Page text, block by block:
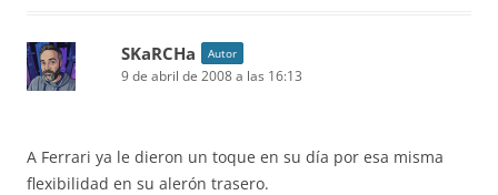
SKaRCHa Autor
9 de abril de 2008 a las 16:13
A Ferrari ya le dieron un toque en su día por esa misma
flexibilidad en su alerón trasero.